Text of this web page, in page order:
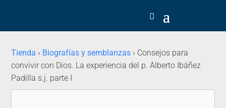
Tienda › Biografías y semblanzas › Consejos para
convivir con Dios. La experiencia del p. Alberto Ibáñez
Padilla s.j. parte I